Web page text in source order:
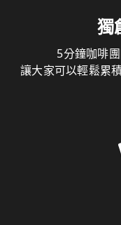
獨
5分鐘咖啡
讓大家可以輕鬆累